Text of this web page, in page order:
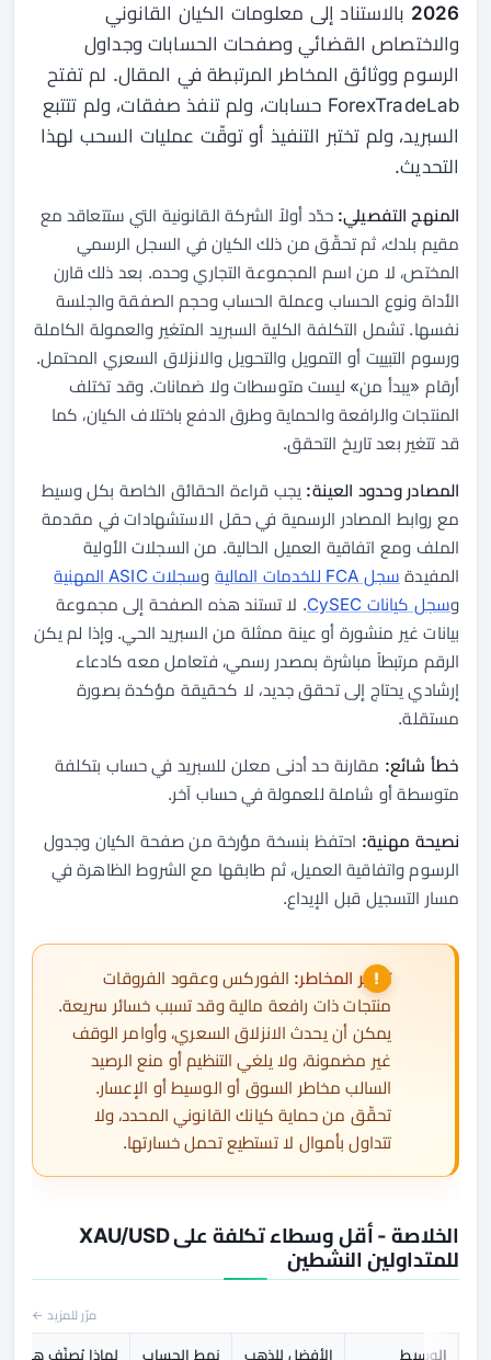
2026 بالاستناد إلى معلومات الكيان القانوني
والاختصاص القضائي وصفحات الحسابات وجداول
الرسوم ووثائق المخاطر المرتبطة في المقال. لم تفتح
ForexTradeLab حسابات، ولم تنفذ صفقات، ولم تتتبع
السبريد، ولم تختبر التنفيذ أو توقّت عمليات السحب لهذا
التحديث.
المنهج التفصيلي: حدّد أولاً الشركة القانونية التي ستتعاقد مع
مقيم بلدك، ثم تحقّق من ذلك الكيان في السجل الرسمي
المختص، لا من اسم المجموعة التجاري وحده. بعد ذلك قارن
الأداة ونوع الحساب وعملة الحساب وحجم الصفقة والجلسة
نفسها. تشمل التكلفة الكلية السبريد المتغير والعمولة الكاملة
ورسوم التبييت أو التمويل والتحويل والانزلاق السعري المحتمل.
أرقام «يبدأ من» ليست متوسطات ولا ضمانات. وقد تختلف
المنتجات والرافعة والحماية وطرق الدفع باختلاف الكيان، كما
قد تتغير بعد تاريخ التحقق.
المصادر وحدود العينة: يجب قراءة الحقائق الخاصة بكل وسيط
مع روابط المصادر الرسمية في حقل الاستشهادات في مقدمة
الملف ومع اتفاقية العميل الحالية. من السجلات الأولية
المفيدة سجل FCA للخدمات المالية وسجلات ASIC المهنية
وسجل كيانات CySEC
. لا تستند هذه الصفحة إلى مجموعة
بيانات غير منشورة أو عينة ممثلة من السبريد الحي. وإذا لم يكن
الرقم مرتبطاً مباشرة بمصدر رسمي، فتعامل معه كادعاء
إرشادي يحتاج إلى تحقق جديد، لا كحقيقة مؤكدة بصورة
مستقلة.
خطأ شائع: مقارنة حد أدنى معلن للسبريد في حساب بتكلفة
متوسطة أو شاملة للعمولة في حساب آخر.
نصيحة مهنية: احتفظ بنسخة مؤرخة من صفحة الكيان وجدول
الرسوم واتفاقية العميل، ثم طابقها مع الشروط الظاهرة في
مسار التسجيل قبل الإيداع.
تحذير المخاطر: الفوركس وعقود الفروقات
منتجات ذات رافعة مالية وقد تسبب خسائر سريعة.
يمكن أن يحدث الانزلاق السعري، وأوامر الوقف
غير مضمونة، ولا يلغي التنظيم أو منع الرصيد
السالب مخاطر السوق أو الوسيط أو الإعسار.
تحقّق من حماية كيانك القانوني المحدد، ولا
تتداول بأموال لا تستطيع تحمل خسارتها.
الخلاصة - أقل وسطاء تكلفة على XAU/USD
للمتداولين النشطين
مرّر للمزيد ←
الوسيط الأفضل للذهب نمط الحساب لماذا يُصنّف هنا